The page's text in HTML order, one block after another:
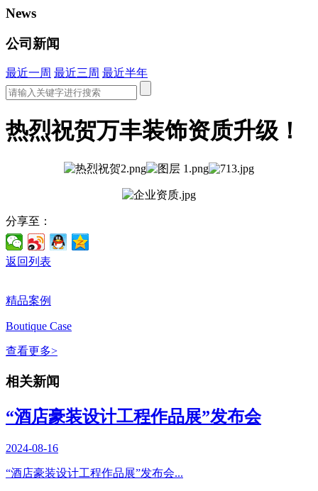
News
公司新闻
最近一周 最近三周 最近半年
热烈祝贺万丰装饰资质升级！
分享至：
返回列表
精品案例
Boutique Case
查看更多>
相关新闻
“酒店豪装设计工程作品展”发布会
2024-08-16
“酒店豪装设计工程作品展”发布会...